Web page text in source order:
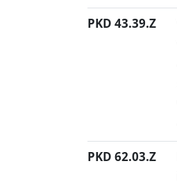
PKD 43.39.Z
PKD 62.03.Z